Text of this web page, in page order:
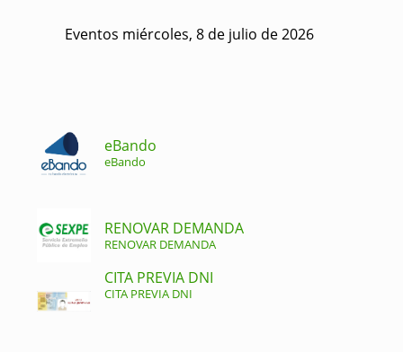
Eventos miércoles, 8 de julio de 2026
eBando
eBando
RENOVAR DEMANDA
RENOVAR DEMANDA
CITA PREVIA DNI
CITA PREVIA DNI